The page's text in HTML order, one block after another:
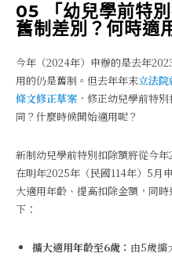
05 「幼兒學前特
舊制差別？何時適
今年（2024年）申辦的是去年
用的仍是舊制。但去年年末立法院
條文修正草案 ，修正幼兒學前特
同？什麼時候開始適用呢？
新制幼兒學前特別扣除額將從今
在明年2025年（民國114年）5月
大適用年齡、提高扣除金額，同
下：
擴大適用年齡至6歲： 由5歲擴